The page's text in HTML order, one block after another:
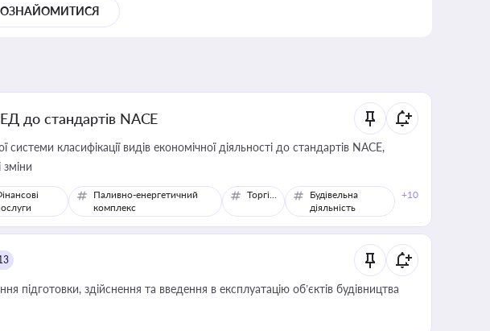
ОЗНАЙОМИТИСЯ
до стандартів NACE
системи класифікації видів економічної діяльності до стандартів NACE,
Паливно-енергетичний
комплекс
Торгівля
Будівельна
діяльність
+10
підготовки, здійснення та введення в експлуатацію об’єктів будівництва